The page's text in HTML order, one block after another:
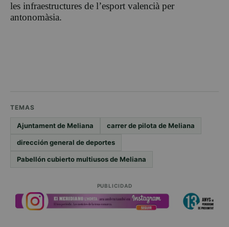
les infraestructures de l’esport valencià per
antonomàsia.
TEMAS
Ajuntament de Meliana carrer de pilota de Meliana
dirección general de deportes
Pabellón cubierto multiusos de Meliana
PUBLICIDAD